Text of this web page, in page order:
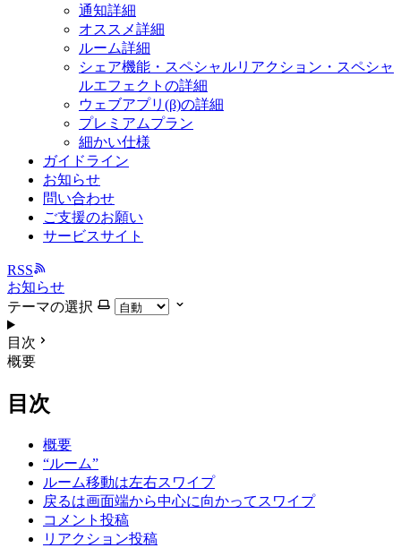
通知詳細
オススメ詳細
ルーム詳細
シェア機能・スペシャルリアクション・スペシャ
ルエフェクトの詳細
ウェブアプリ(β)の詳細
プレミアムプラン
細かい仕様
ガイドライン
お知らせ
問い合わせ
ご支援のお願い
サービスサイト
RSS
お知らせ
テーマの選択
目次
概要
目次
概要
“ルーム”
ルーム移動は左右スワイプ
戻るは画面端から中心に向かってスワイプ
コメント投稿
リアクション投稿